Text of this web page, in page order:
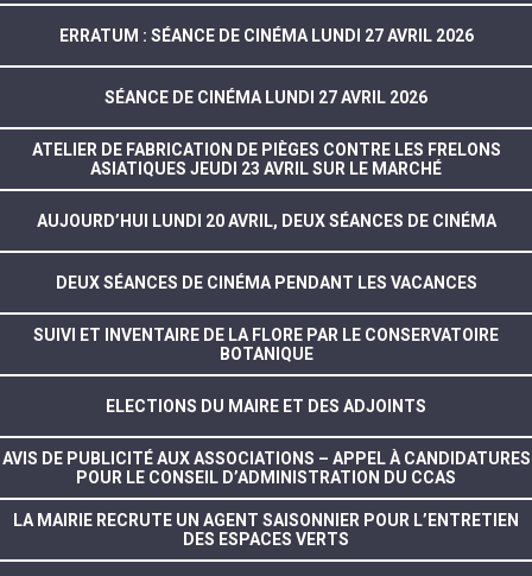
ERRATUM : SÉANCE DE CINÉMA LUNDI 27 AVRIL 2026
SÉANCE DE CINÉMA LUNDI 27 AVRIL 2026
ATELIER DE FABRICATION DE PIÈGES CONTRE LES FRELONS
ASIATIQUES JEUDI 23 AVRIL SUR LE MARCHÉ
AUJOURD’HUI LUNDI 20 AVRIL, DEUX SÉANCES DE CINÉMA
DEUX SÉANCES DE CINÉMA PENDANT LES VACANCES
SUIVI ET INVENTAIRE DE LA FLORE PAR LE CONSERVATOIRE
BOTANIQUE
ELECTIONS DU MAIRE ET DES ADJOINTS
AVIS DE PUBLICITÉ AUX ASSOCIATIONS – APPEL À CANDIDATURES
POUR LE CONSEIL D’ADMINISTRATION DU CCAS
LA MAIRIE RECRUTE UN AGENT SAISONNIER POUR L’ENTRETIEN
DES ESPACES VERTS